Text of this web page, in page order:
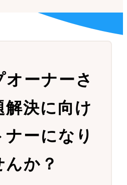
オーナーさ
解決に向け
ーになり
んか？